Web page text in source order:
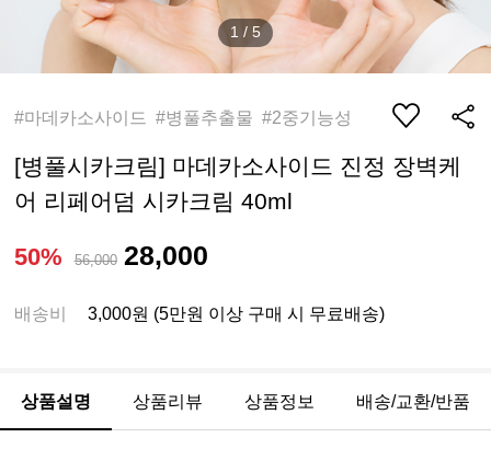
1 / 5
#마데카소사이드 #병풀추출물 #2중기능성
[병풀시카크림] 마데카소사이드 진정 장벽케
어 리페어덤 시카크림 40ml
50% 56,000 28,000
배송비 3,000원 (5만원 이상 구매 시 무료배송)
상품설명 상품리뷰 상품정보 배송/교환/반품